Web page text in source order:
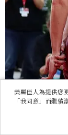
Photo/ Instagram
美麗佳人為提供您
「我同意」而繼